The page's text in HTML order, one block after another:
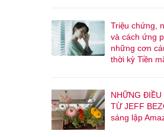
Triệu chứng,
và cách ứng
những cơn
thời kỳ Tiền
NHỮNG
TỪ JEFF
sáng lập